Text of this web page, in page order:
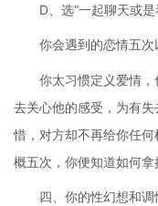
D、选“一起聊天或是
你会遇到的恋情五次
你太习惯定义爱情
去关心他的感受，为有
惜，对方却不再给你任
概五次，你便知道如何
四、你的性幻想和调